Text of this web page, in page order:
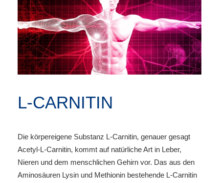
L-CARNITIN
Die körpereigene Substanz L-Carnitin, genauer gesagt
Acetyl-L-Carnitin, kommt auf natürliche Art in Leber,
Nieren und dem menschlichen Gehirn vor. Das aus den
Aminosäuren Lysin und Methionin bestehende L-Carnitin